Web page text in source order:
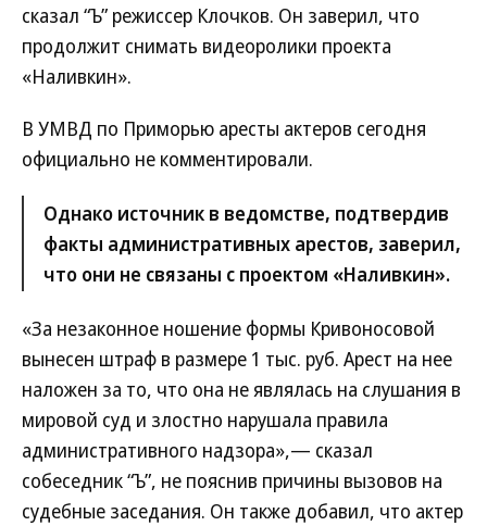
сказал “Ъ” режиссер Клочков. Он заверил, что
продолжит снимать видеоролики проекта
«Наливкин».
В УМВД по Приморью аресты актеров сегодня
официально не комментировали.
Однако источник в ведомстве, подтвердив
факты административных арестов, заверил,
что они не связаны с проектом «Наливкин».
«За незаконное ношение формы Кривоносовой
вынесен штраф в размере 1 тыс. руб. Арест на нее
наложен за то, что она не являлась на слушания в
мировой суд и злостно нарушала правила
административного надзора»,— сказал
собеседник “Ъ”, не пояснив причины вызовов на
судебные заседания. Он также добавил, что актер